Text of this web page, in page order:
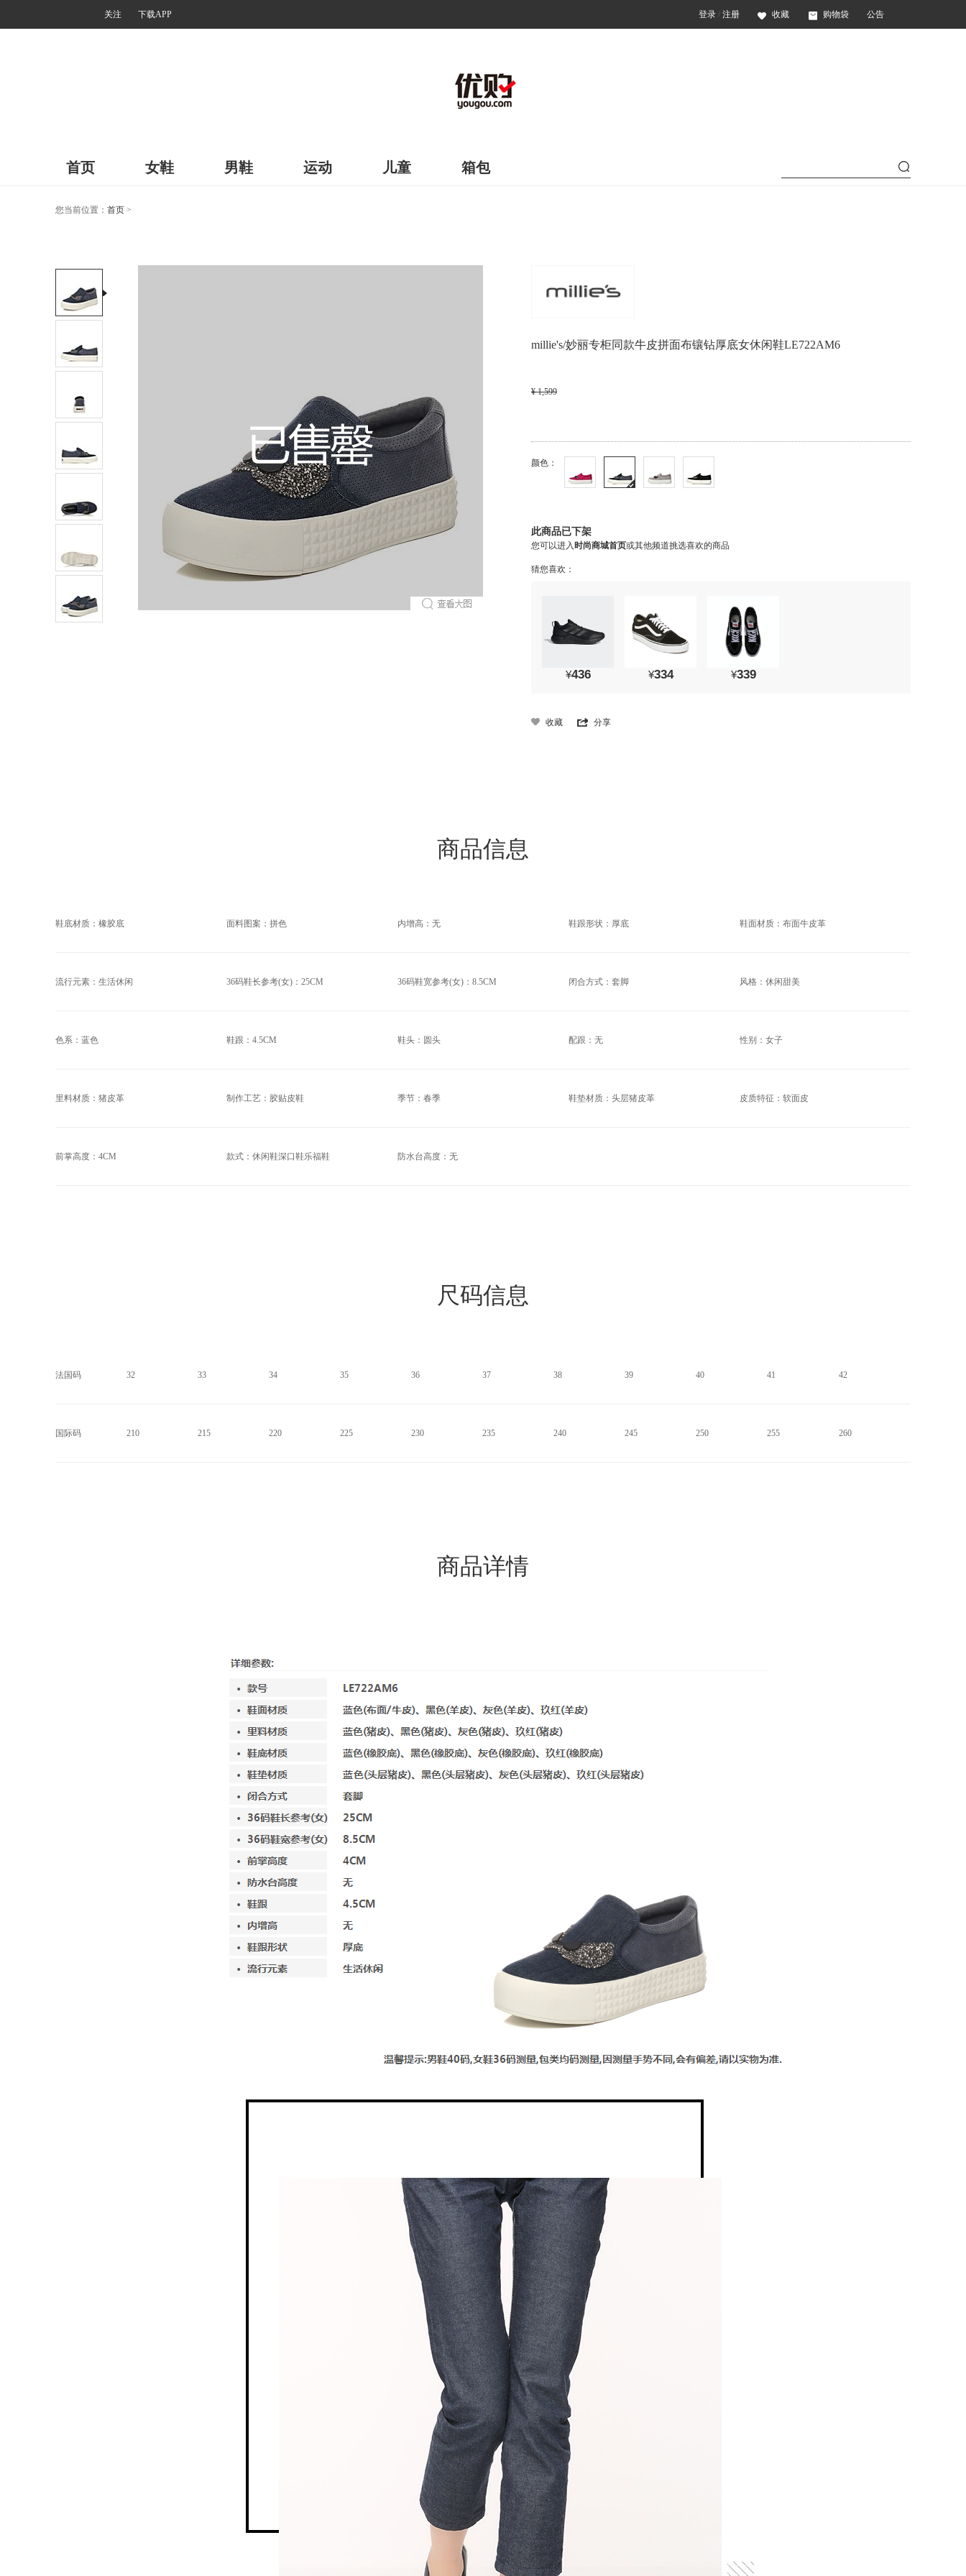
关注 下载APP 登录 / 注册 收藏 购物袋 公告
首页 女鞋 男鞋 运动 儿童 箱包
您当前位置： 首页 >
millie's/妙丽专柜同款牛皮拼面布镶钻厚底女休闲鞋LE722AM6
¥ 1,599
颜色：
此商品已下架
您可以进入 时尚商城首页或其他频道挑选喜欢的商品
猜您喜欢：
¥436 ¥334 ¥339
收藏 分享
商品信息
鞋底材质：橡胶底 面料图案：拼色 内增高：无 鞋跟形状：厚底 鞋面材质：布面牛皮革
流行元素：生活休闲 36码鞋长参考(女)：25CM 36码鞋宽参考(女)：8.5CM 闭合方式：套脚 风格：休闲甜美
色系：蓝色 鞋跟：4.5CM 鞋头：圆头 配跟：无 性别：女子
里料材质：猪皮革 制作工艺：胶贴皮鞋 季节：春季 鞋垫材质：头层猪皮革 皮质特征：软面皮
前掌高度：4CM 款式：休闲鞋深口鞋乐福鞋 防水台高度：无
尺码信息
法国码 32 33 34 35 36 37 38 39 40 41 42
国际码 210 215 220 225 230 235 240 245 250 255 260
商品详情